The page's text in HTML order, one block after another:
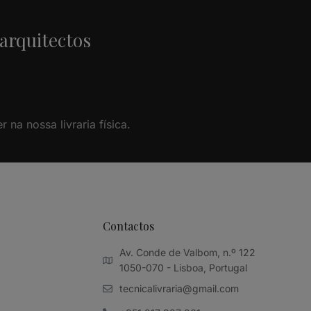
na nossa livraria física.
Contactos
Av. Conde de Valbom, n.º 122
1050-070 - Lisboa, Portugal
tecnicalivraria@gmail.com